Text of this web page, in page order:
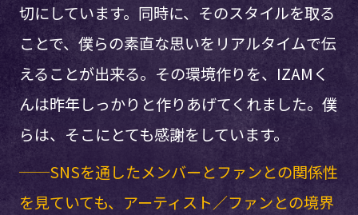
切にしています。同時に、そのスタイルを取る
ことで、僕らの素直な思いをリアルタイムで伝
えることが出来る。その環境作りを、IZAMく
んは昨年しっかりと作りあげてくれました。僕
らは、そこにとても感謝をしています。
──SNSを通したメンバーとファンとの関係性
を見ていても、アーティスト／ファンとの境界